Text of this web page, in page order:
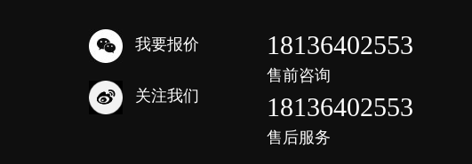
我要报价
关注我们
18136402553
售前咨询
18136402553
售后服务